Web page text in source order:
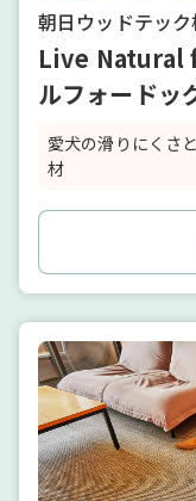
朝日ウッドテッ
Live Natural
ルフォードッ
愛犬の滑りにくさ
材